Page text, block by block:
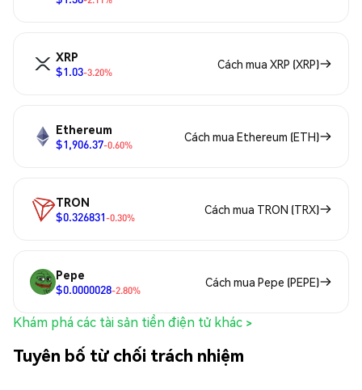
XRP
$1.03-3.20%
Cách mua XRP (XRP)
Ethereum
$1,906.37-0.60%
Cách mua Ethereum (ETH)
TRON
$0.326831-0.30%
Cách mua TRON (TRX)
Pepe
$0.0000028-2.80%
Cách mua Pepe (PEPE)
Khám phá các tài sản tiền điện tử khác >
Tuyên bố từ chối trách nhiệm